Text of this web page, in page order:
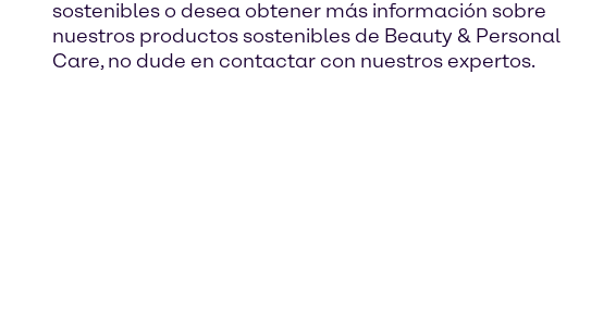
sostenibles o desea obtener más información sobre
nuestros productos sostenibles de Beauty & Personal
Care, no dude en contactar con nuestros expertos.